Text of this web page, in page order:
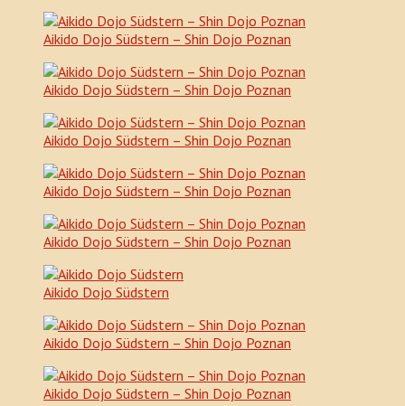
Aikido Dojo Südstern – Shin Dojo Poznan
Aikido Dojo Südstern – Shin Dojo Poznan
Aikido Dojo Südstern – Shin Dojo Poznan
Aikido Dojo Südstern – Shin Dojo Poznan
Aikido Dojo Südstern – Shin Dojo Poznan
Aikido Dojo Südstern
Aikido Dojo Südstern – Shin Dojo Poznan
Aikido Dojo Südstern – Shin Dojo Poznan